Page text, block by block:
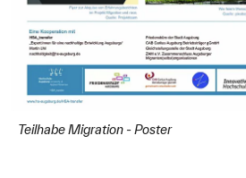
Teilhabe Migration - Poster